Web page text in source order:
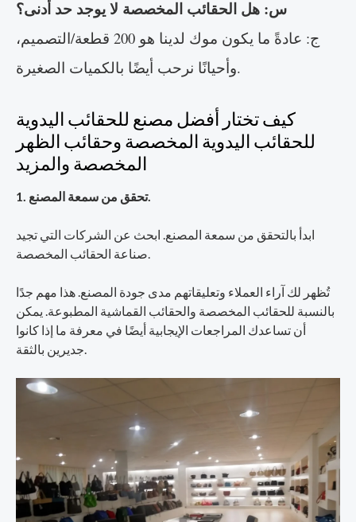
س: هل الحقائب المخصصة لا يوجد حد أدنى؟
ج: عادةً ما يكون موك لدينا هو 200 قطعة/التصميم،
وأحيانًا نرحب أيضًا بالكميات الصغيرة.
كيف تختار أفضل مصنع للحقائب اليدوية
للحقائب اليدوية المخصصة وحقائب الظهر
المخصصة والمزيد
1. تحقق من سمعة المصنع.
ابدأ بالتحقق من سمعة المصنع. ابحث عن الشركات التي تجيد
صناعة الحقائب المخصصة.
تُظهر لك آراء العملاء وتعليقاتهم مدى جودة المصنع. هذا مهم جدًا
بالنسبة للحقائب المخصصة والحقائب القماشية المطبوعة. يمكن
أن تساعدك المراجعات الإيجابية أيضًا في معرفة ما إذا كانوا
جديرين بالثقة.